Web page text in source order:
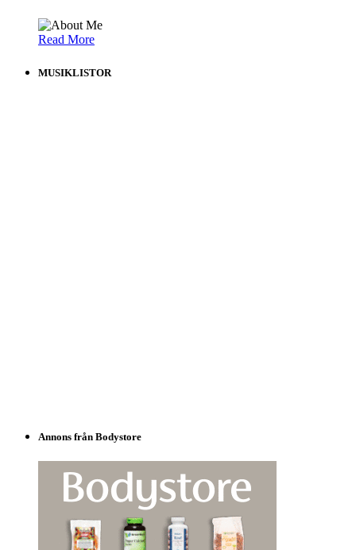
Read More
MUSIKLISTOR
Annons från Bodystore